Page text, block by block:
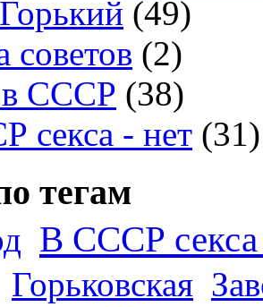
(49)
советов (2)
в СССР (38)
секса - нет (31)
тегам
В СССР секса
Горьковская